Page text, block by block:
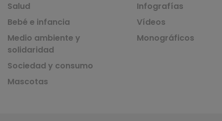
Salud
Bebé e infancia
Medio ambiente y
solidaridad
Sociedad y consumo
Mascotas
Infografías
Vídeos
Monográficos